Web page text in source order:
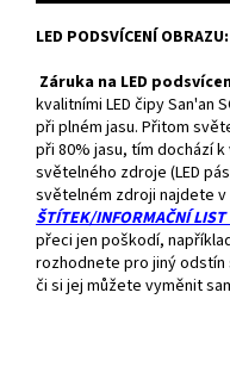
LED PODSVÍCENÍ OBRAZU:
Záruka na LED
kvalitními LED čipy San'an
při plném jasu. Přitom
při 80% jasu, tím dochází
světelného zdroje (LED
světelném zdroji najdete v
ŠTÍTEK/INFORMAČNÍ LIST
přeci jen poškodí,
rozhodnete pro jiný odstín
či si jej můžete vyměnit